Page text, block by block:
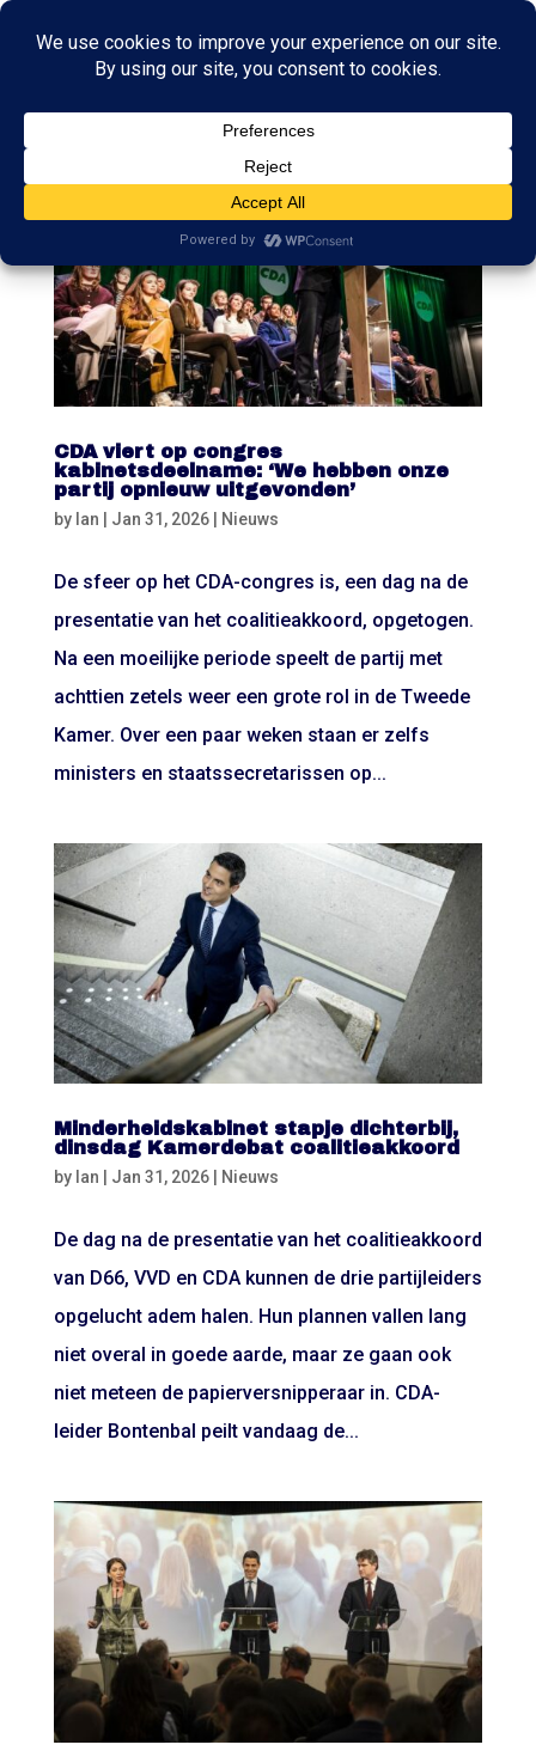
CDA viert op congres
kabinetsdeelname: ‘We hebben onze
partij opnieuw uitgevonden’
by Ian | Jan 31, 2026| Nieuws
De sfeer op het CDA-congres is, een dag na de
presentatie van het coalitieakkoord, opgetogen.
Na een moeilijke periode speelt de partij met
achttien zetels weer een grote rol in de Tweede
Kamer. Over een paar weken staan er zelfs
ministers en staatssecretarissen op...
Minderheidskabinet stapje dichterbij,
dinsdag Kamerdebat coalitieakkoord
by Ian Jan 31, 2026| Nieuws
De dag na de presentatie van het coalitieakkoord
van D66, VVD en CDA kunnen de drie partijleiders
opgelucht adem halen. Hun plannen vallen lang
niet overal in goede aarde, maar ze gaan ook
niet meteen de papierversnipperaar in. CDA-
leider Bontenbal peilt vandaag de...